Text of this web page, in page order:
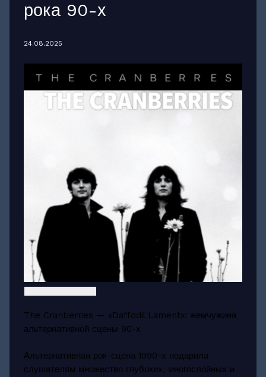
рока 90-х
24.08.2025
The Cranberries — «Daffodil Lament»: жемчужина
альтернативной сцены 90-х
Альтернативная рок-сцена 1990-х подарила
слушателям множество глубоких, многослойных и